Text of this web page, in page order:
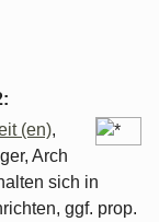
:
(en),
Arch
sich in
ggf. prop.